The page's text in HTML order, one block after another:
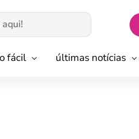
fácil últimas notícias